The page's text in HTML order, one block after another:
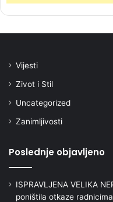
Vijesti
Zivot i Stil
Uncategorized
Zanimljivosti
Poslednje objavljeno
ISPRAVLJENA VELIKA
poništila otkaze